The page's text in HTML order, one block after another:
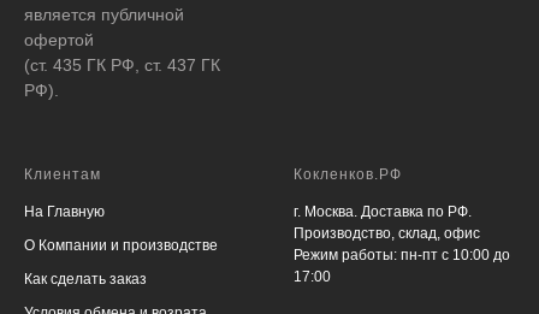
является публичной
офертой
(ст. 435 ГК РФ, ст. 437 ГК
РФ).
Клиентам
На Главную
О Компании и производстве
Как сделать заказ
Кокленков.РФ
г. Москва. Доставка по РФ.
Производство, склад, офис
Режим работы: пн-пт с 10:00 до
17:00